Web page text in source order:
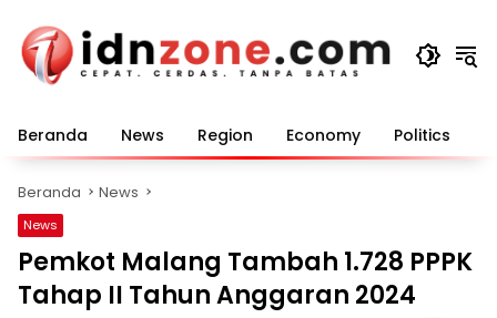
konten
Beranda News Region Economy Politics
Beranda News
News
Pemkot Malang Tambah 1.728 PPPK
Tahap II Tahun Anggaran 2024